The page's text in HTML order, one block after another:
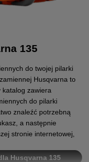
135
do twojej pilarki
Husqvarna to
katalog zawiera
do pilarki
znaleźć potrzebną
a następnie
stronie internetowej,
Husqvarna 135